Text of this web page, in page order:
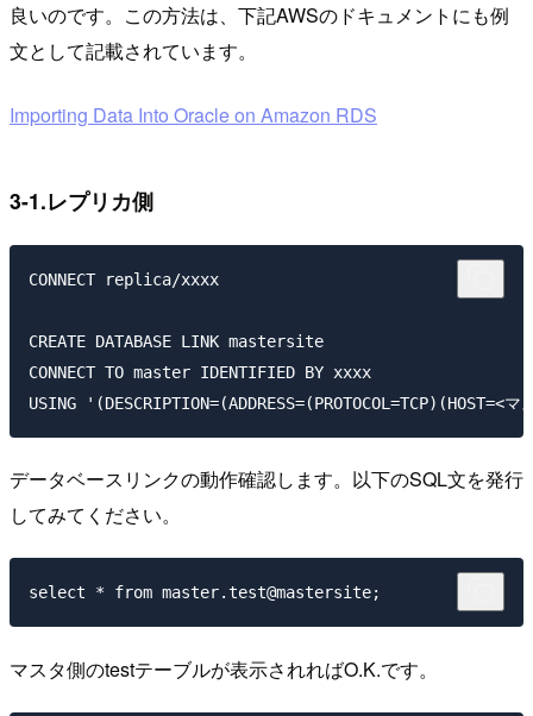
良いのです。この方法は、下記AWSのドキュメントにも例
文として記載されています。
Importing Data Into Oracle on Amazon RDS
3-1.レプリカ側
CONNECT replica/xxxx
CREATE DATABASE LINK mastersite
CONNECT TO master IDENTIFIED BY xxxx
データベースリンクの動作確認します。以下のSQL文を発行
してみてください。
マスタ側のtestテーブルが表示されればO.K.です。